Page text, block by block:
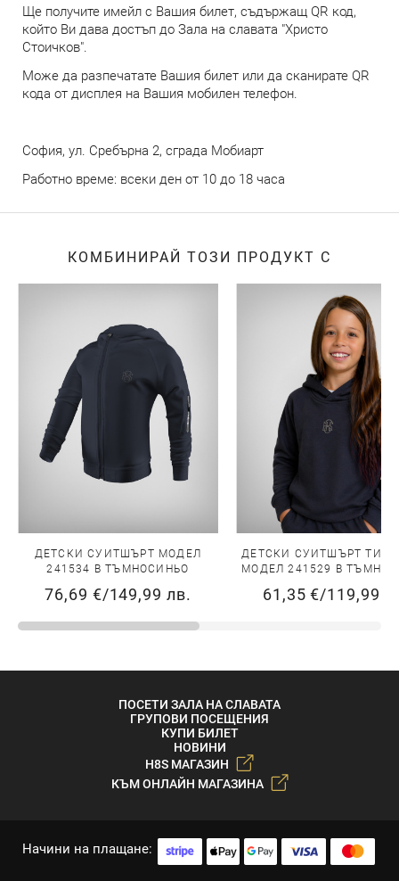
Ще получите имейл с Вашия билет, съдържащ QR код,
който Ви дава достъп до Зала на славата "Христо
Стоичков".
Може да разпечатате Вашия билет или да сканирате QR
кода от дисплея на Вашия мобилен телефон.
София, ул. Сребърна 2, сграда Мобиарт
Работно време: всеки ден от 10 до 18 часа
КОМБИНИРАЙ ТОЗИ ПРОДУКТ С
ДЕТСКИ СУИТШЪРТ МОДЕЛ
241534 В ТЪМНОСИНЬО
76,69 €/149,99 лв.
ДЕТСКИ СУИТШЪРТ ТИП
МОДЕЛ 241529 В
61,35 €/119,99
ПОСЕТИ ЗАЛА НА СЛАВАТА
ГРУПОВИ ПОСЕЩЕНИЯ
КУПИ БИЛЕТ
НОВИНИ
H8S МАГАЗИН
КЪМ ОНЛАЙН МАГАЗИНА
Начини на плащане: